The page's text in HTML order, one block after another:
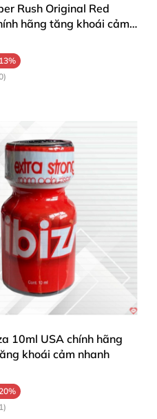
Rush Original Red
hãng tăng khoái cảm
10ml USA chính hãng
khoái cảm nhanh